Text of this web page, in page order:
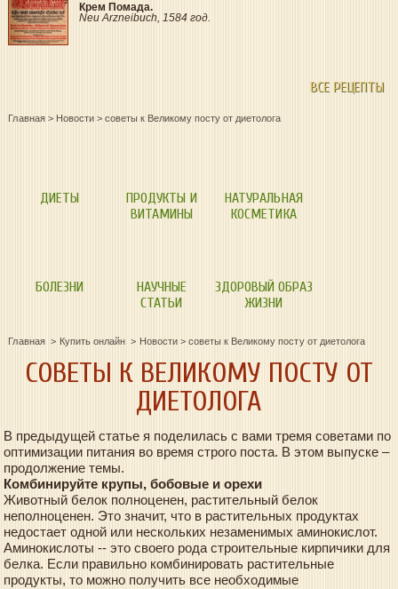
Крем Помада.
Neu Arzneibuch, 1584 год.
ВСЕ РЕЦЕПТЫ
Главная > Новости > советы к Великому посту от диетолога
ДИЕТЫ
ПРОДУКТЫ И
ВИТАМИНЫ
НАТУРАЛЬНАЯ
КОСМЕТИКА
БОЛЕЗНИ
НАУЧНЫЕ
СТАТЬИ
ЗДОРОВЫЙ ОБРАЗ
ЖИЗНИ
Главная Купить онлайн Новости>советы к Великому посту от диетолога
СОВЕТЫ К ВЕЛИКОМУ ПОСТУ ОТ
ДИЕТОЛОГА
В предыдущей статье я поделилась с вами тремя советами по
оптимизации питания во время строго поста. В этом выпуске –
продолжение темы.
Комбинируйте крупы, бобовые и орехи
Животный белок полноценен, растительный белок
неполноценен. Это значит, что в растительных продуктах
недостает одной или нескольких незаменимых аминокислот.
Аминокислоты -- это своего рода строительные кирпичики для
белка. Если правильно комбинировать растительные
продукты, то можно получить все необходимые